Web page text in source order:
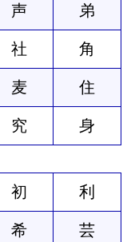
声 弟
社 角
麦 住
究 身
初 利
希 芸